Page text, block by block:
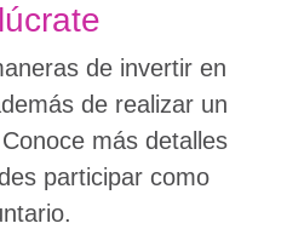
de invertir en
de realizar un
más detalles
participar como